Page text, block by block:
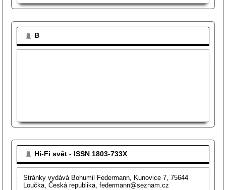
B
Hi-Fi svět - ISSN 1803-733X
Stránky vydává Bohumil Federmann, Kunovice 7, 75644
Loučka, Česká republika, federmann@seznam.cz